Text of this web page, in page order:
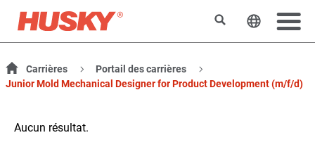
RechercherChanger
Carrières
Portail des carrières
Junior Mold Mechanical Designer for Product Development (m/f/d)
Aucun résultat.